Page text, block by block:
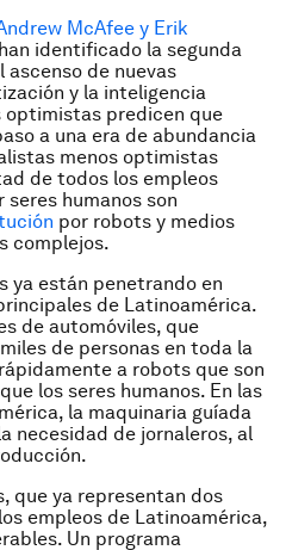
McAfee y Erik
identificado la segunda
ascenso de nuevas
y la inteligencia
predicen que
a una era de abundancia
menos optimistas
de todos los empleos
humanos son
por robots y medios
complejos.
ya están penetrando en
de Latinoamérica.
de automóviles, que
de personas en toda la
a robots que son
los seres humanos. En las
la maquinaria guíada
necesidad de jornaleros, al
que ya representan dos
empleos de Latinoamérica,
Un programa